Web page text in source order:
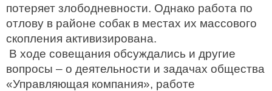
потеряет злободневности. Однако работа по
отлову в районе собак в местах их массового
скопления активизирована.
В ходе совещания обсуждались и другие
вопросы – о деятельности и задачах общества
«Управляющая компания», работе